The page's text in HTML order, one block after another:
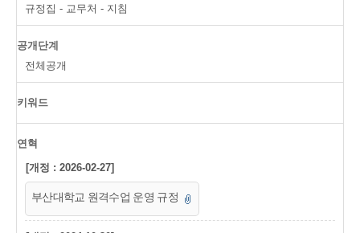
규정집 - 교무처 - 지침
공개단계
전체공개
키워드
연혁
[개정 : 2026-02-27]
부산대학교 원격수업 운영 규정